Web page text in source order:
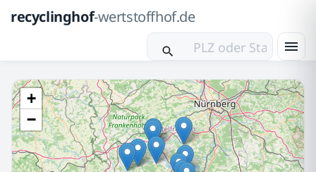
recyclinghof-wertstoffhof.de
+
−